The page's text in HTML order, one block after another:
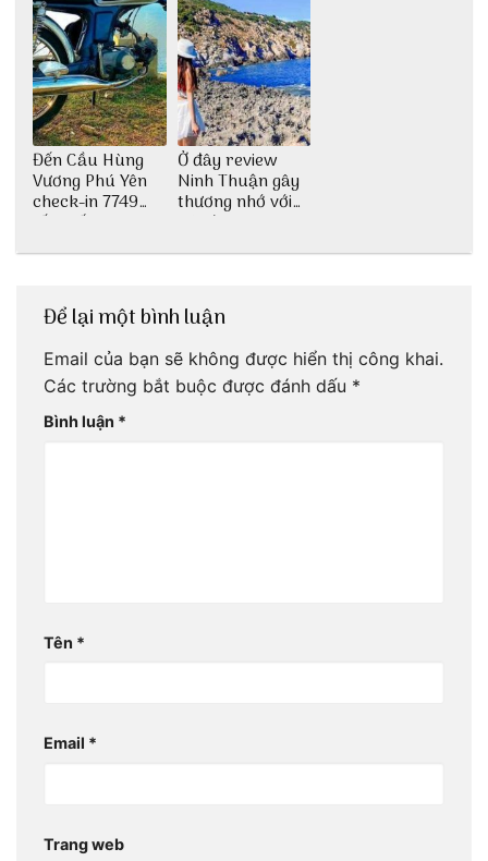
Đến Cầu Hùng
Vương Phú Yên
check-in 7749
tấm sống ảo
Ở đây review
Ninh Thuận gây
thương nhớ với
nét đẹp thiên
Để lại một bình luận
Email của bạn sẽ không được hiển thị công khai.
Các trường bắt buộc được đánh dấu *
Bình luận *
Tên *
Email *
Trang web